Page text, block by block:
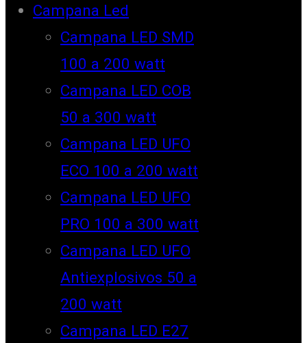
Campana Led
Campana LED SMD
100 a 200 watt
Campana LED COB
50 a 300 watt
Campana LED UFO
ECO 100 a 200 watt
Campana LED UFO
PRO 100 a 300 watt
Campana LED UFO
Antiexplosivos 50 a
200 watt
Campana LED E27